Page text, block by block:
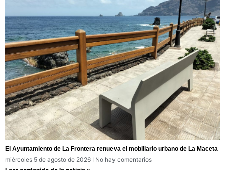
El Ayuntamiento de La Frontera renueva el mobiliario urbano de La Maceta
miércoles 5 de agosto de 2026
No hay comentarios